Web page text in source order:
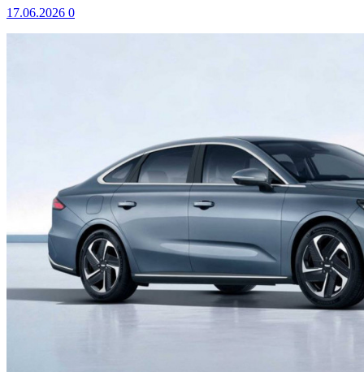
17.06.2026 0